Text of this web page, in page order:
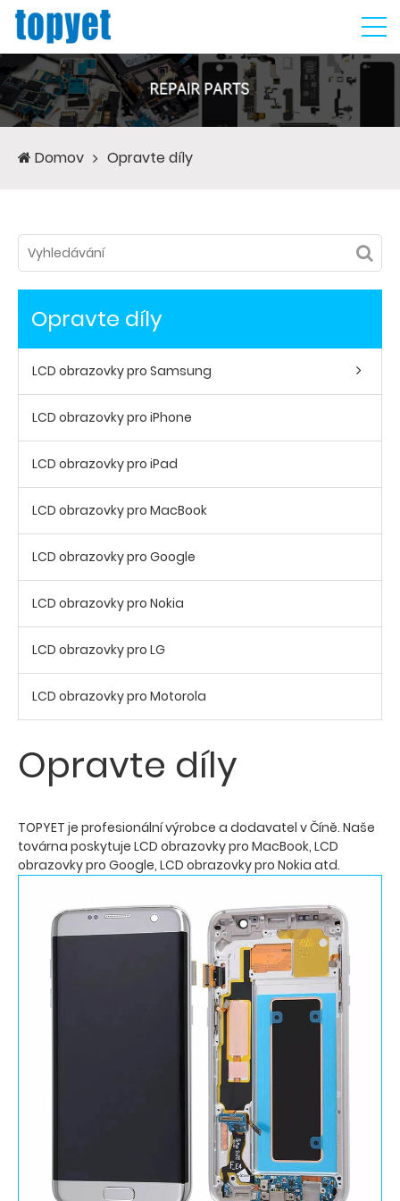
Domov Opravte díly
Opravte díly
LCD obrazovky pro Samsung
LCD obrazovky pro iPhone
LCD obrazovky pro iPad
LCD obrazovky pro MacBook
LCD obrazovky pro Google
LCD obrazovky pro Nokia
LCD obrazovky pro LG
LCD obrazovky pro Motorola
Opravte díly
TOPYET je profesionální výrobce a dodavatel v Číně. Naše
továrna poskytuje LCD obrazovky pro MacBook, LCD
obrazovky pro Google, LCD obrazovky pro Nokia atd.